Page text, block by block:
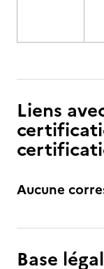
Liens
Aucune
Base